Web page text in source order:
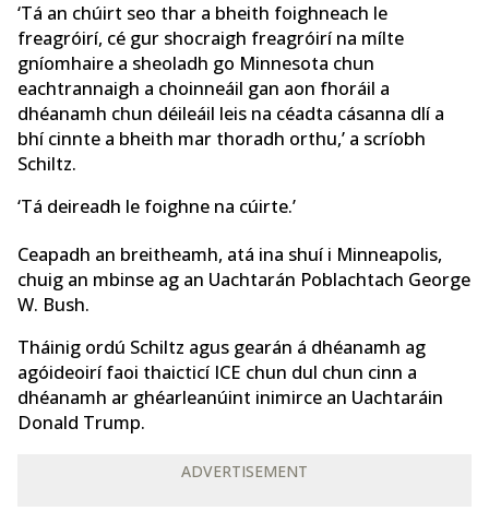
‘Tá an chúirt seo thar a bheith foighneach le
freagróirí, cé gur shocraigh freagróirí na mílte
gníomhaire a sheoladh go Minnesota chun
eachtrannaigh a choinneáil gan aon fhoráil a
dhéanamh chun déileáil leis na céadta cásanna dlí a
bhí cinnte a bheith mar thoradh orthu,’ a scríobh
Schiltz.
‘Tá deireadh le foighne na cúirte.’
Ceapadh an breitheamh, atá ina shuí i Minneapolis,
chuig an mbinse ag an Uachtarán Poblachtach George
W. Bush.
Tháinig ordú Schiltz agus gearán á dhéanamh ag
agóideoirí faoi thaicticí ICE chun dul chun cinn a
dhéanamh ar ghéarleanúint inimirce an Uachtaráin
Donald Trump.
ADVERTISEMENT